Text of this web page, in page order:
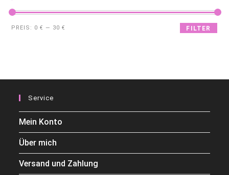
FILTER
PREIS: 0 € — 30 €
Service
Mein Konto
Über mich
Versand und Zahlung